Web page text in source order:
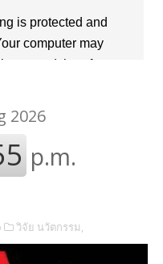
วิจัย นวัตกรรม,